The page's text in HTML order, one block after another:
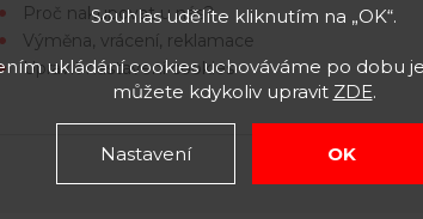
Proč nakupovat u nás?
Výměna, vrácení, reklamace
Upravit nastavení cookies
Souhlas udělíte kliknutím na „OK“.
ukládání cookies uchováváme po dobu
můžete kdykoliv upravit ZDE.
Nastavení OK